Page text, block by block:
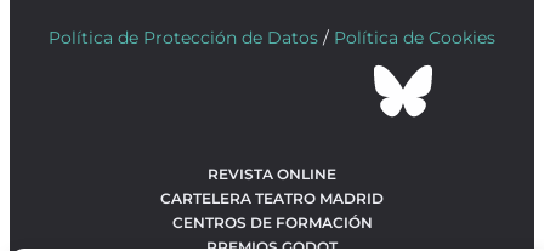
Política de Protección de Datos / Política de Cookies
REVISTA ONLINE
CARTELERA TEATRO MADRID
CENTROS DE FORMACIÓN
PREMIOS GODOT